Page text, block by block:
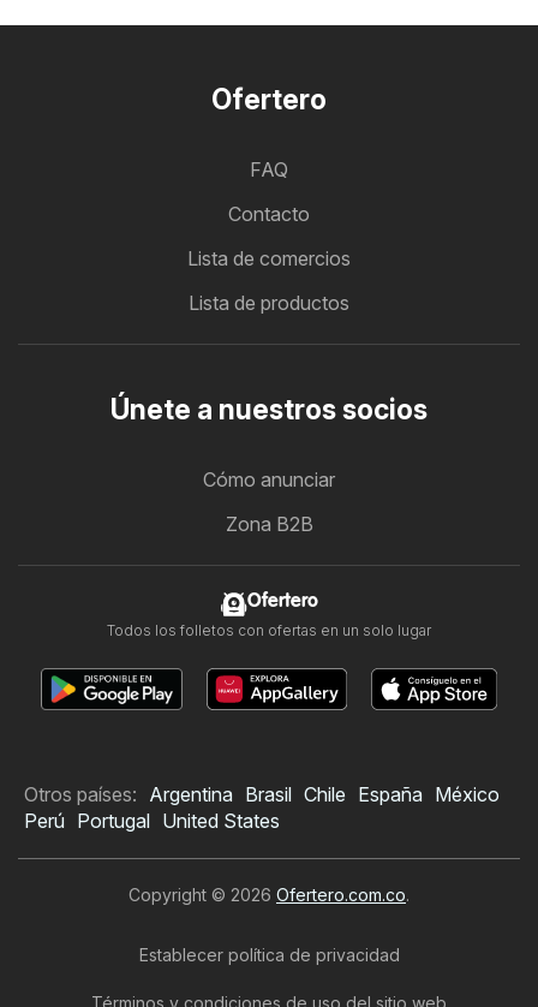
Ofertero
FAQ
Contacto
Lista de comercios
Lista de productos
Únete a nuestros socios
Cómo anunciar
Zona B2B
Ofertero
Todos los folletos con ofertas en un solo lugar
Otros países: Argentina Brasil Chile España México
Perú Portugal United States
Copyright © 2026 Ofertero.com.co.
Establecer política de privacidad
Términos y condiciones de uso del sitio web